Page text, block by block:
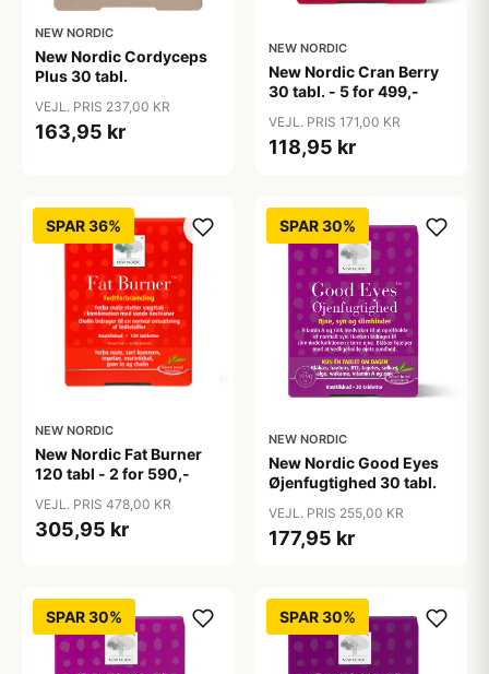
NEW NORDIC
New Nordic Cordyceps
Plus 30 tabl.
VEJL. PRIS 237,00 KR
163,95 kr
NEW NORDIC
New Nordic Cran Berry
30 tabl. - 5 for 499,-
VEJL. PRIS 171,00 KR
118,95 kr
SPAR 36%
NEW NORDIC
New Nordic Fat Burner
120 tabl - 2 for 590,-
VEJL. PRIS 478,00 KR
305,95 kr
SPAR 30%
NEW NORDIC
New Nordic Good Eyes
Øjenfugtighed 30 tabl.
VEJL. PRIS 255,00 KR
177,95 kr
SPAR 30% SPAR 30%